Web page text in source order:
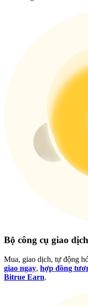
Nhận giải thưởng
Đăng ký
thưởng
Bộ công cụ giao
Mua, giao dịch, tự động
giao ngay, hợp đồng
Bitrue Earn.